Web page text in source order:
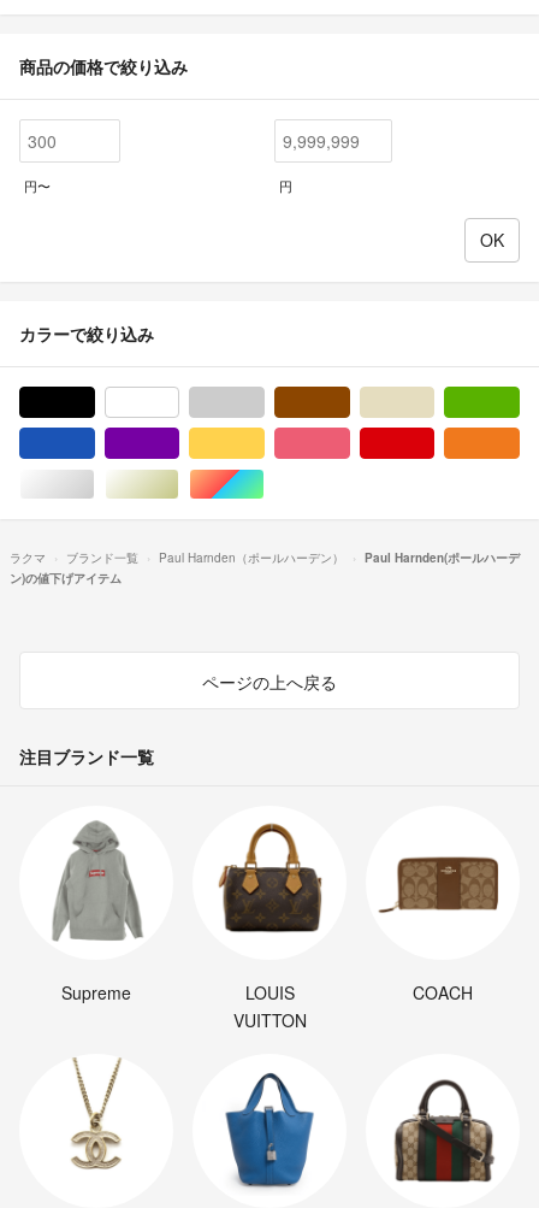
商品の価格で絞り込み
円〜 円
カラーで絞り込み
シルバー/銀色系ゴールド/金色系マルチカラー
ラクマ ブランド一覧 Paul Harnden（ポールハーデン）
Paul Harnden(ポールハーデ
ン)の値下げアイテム
ページの上へ戻る
注目ブランド一覧
Supreme
LOUIS
VUITTON
COACH